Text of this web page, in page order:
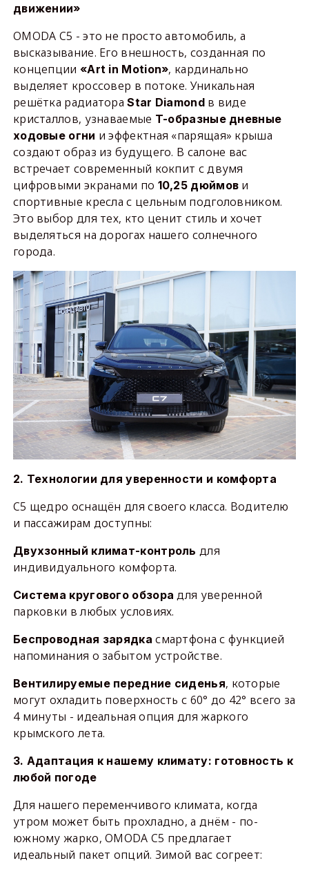
движении»
OMODA C5 - это не просто автомобиль, а
высказывание. Его внешность, созданная по
концепции «Art in Motion», кардинально
выделяет кроссовер в потоке. Уникальная
решётка радиатораStar Diamondв виде
кристаллов, узнаваемые T-образные дневные
ходовые огни и эффектная «парящая» крыша
создают образ из будущего. В салоне вас
встречает современный кокпит с двумя
цифровыми экранами по 10,25 дюймов и
спортивные кресла с цельным подголовником.
Это выбор для тех, кто ценит стиль и хочет
выделяться на дорогах нашего солнечного
города.
2. Технологии для уверенности и комфорта
C5 щедро оснащён для своего класса. Водителю
и пассажирам доступны:
Двухзонный климат-контроль для
индивидуального комфорта.
Система кругового обзора для уверенной
парковки в любых условиях.
Беспроводная зарядка смартфона с функцией
напоминания о забытом устройстве.
Вентилируемые передние сиденья, которые
могут охладить поверхность с 60° до 42° всего за
4 минуты - идеальная опция для жаркого
крымского лета.
3. Адаптация к нашему климату: готовность к
любой погоде
Для нашего переменчивого климата, когда
утром может быть прохладно, а днём - по-
южному жарко, OMODA C5 предлагает
идеальный пакет опций. Зимой вас согреет: